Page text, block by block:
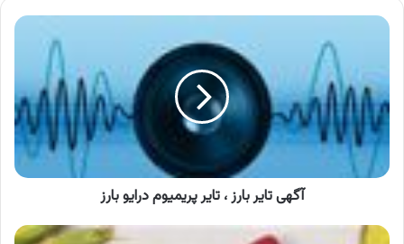
آگهی
،
تایر
پریمیوم
درایو
بارز
آگهی تایر بارز ، تایر پریمیوم درایو بارز
آگهی